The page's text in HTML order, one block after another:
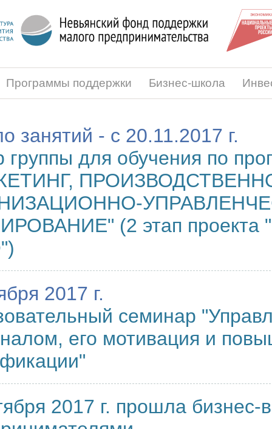
Программы поддержки Бизнес-школа
занятий - c 20.11.2017 г.
группы для обучения по
(2 этап
2017 г.
семинар
его мотивация и
2017 г. прошла бизнес-